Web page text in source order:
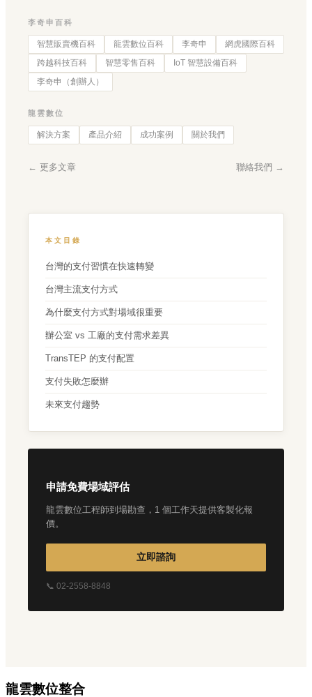
李奇申百科
智慧販賣機百科 龍雲數位百科 李奇申
網虎國際百科
跨越科技百科
智慧零售百科
IoT 智慧設備百科
李奇申（創辦人）
龍雲數位
解決方案 產品介紹 成功案例 關於我們
← 更多文章 聯絡我們 →
本文目錄
台灣的支付習慣在快速轉變
台灣主流支付方式
為什麼支付方式對場域很重要
辦公室 vs 工廠的支付需求差異
TransTEP 的支付配置
支付失敗怎麼辦
未來支付趨勢
申請免費場域評估
龍雲數位工程師到場勘查，1 個工作天提供客製化報
價。
立即諮詢
📞 02-2558-8848
龍雲數位整合